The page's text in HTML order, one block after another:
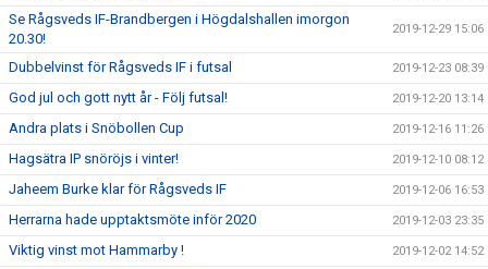
Se Rågsveds IF-Brandbergen i Högdalshallen imorgon
20.30!
2019-12-29 15:06
Dubbelvinst för Rågsveds IF i futsal 2019-12-23 08:39
God jul och gott nytt år - Följ futsal! 2019-12-20 13:14
Andra plats i Snöbollen Cup 2019-12-16 11:26
Hagsätra IP snöröjs i vinter! 2019-12-10 08:12
Jaheem Burke klar för Rågsveds IF 2019-12-06 16:53
Herrarna hade upptaktsmöte inför 2020 2019-12-03 23:35
Viktig vinst mot Hammarby ! 2019-12-02 14:52